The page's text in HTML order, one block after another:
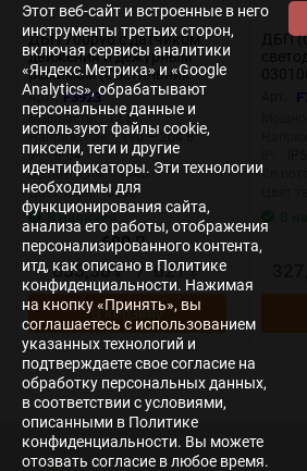
ДБП 700руб с датчиком
движения и дежурным
режимом (Светильник
светодиодный модель PTS-
0301201 12Вт ) F3923
Арт.: F3923
Мощность:
12 Вт
Напряжение:
190 — 264 В
IP:
IP54
Св.поток,Лм:
1440
Цвет.темп:
5000
В наличии
690₽
655,50₽/621₽
В корзину
ДБП
Этот веб-сайт и встроенные в него
инструменты третьих сторон,
включая сервисы аналитики
«Яндекс.Метрика» и «Google
Analytics», обрабатывают
персональные данные и
используют файлы cookie,
пиксели, теги и другие
идентификаторы. Эти технологии
необходимы для
функционирования сайта,
анализа его работы, отображения
персонализированного контента,
итд, как описано в Политике
конфиденциальности. Нажимая
на кнопку «Принять», вы
соглашаетесь с использованием
указанных технологий и
подтверждаете свое согласие на
обработку персональных данных,
в соответствии с условиями,
описанными в Политике
конфиденциальности. Вы можете
отозвать согласие в любое время.